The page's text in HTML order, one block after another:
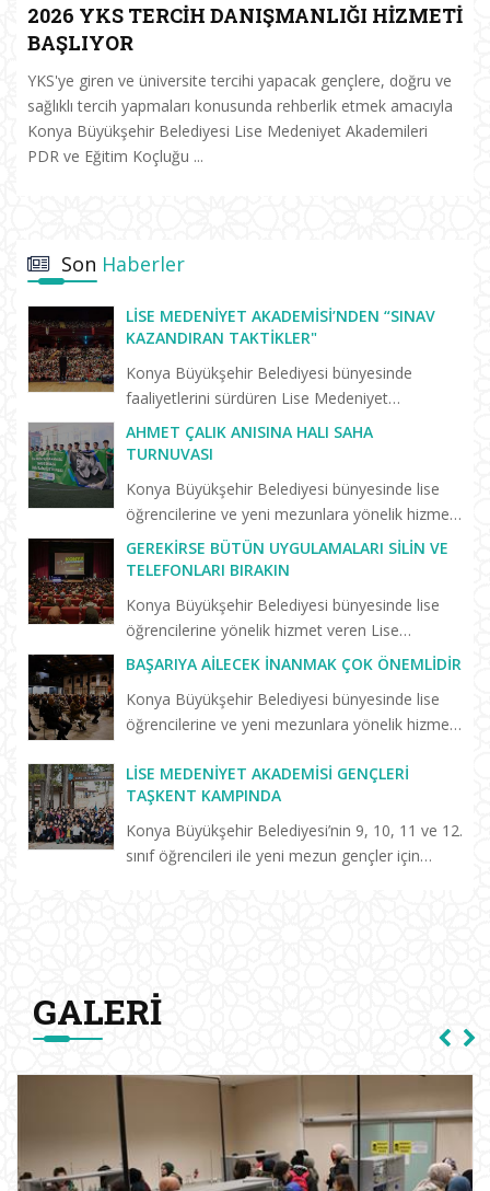
2026 YKS TERCİH DANIŞMANLIĞI HİZMETİ
BAŞLIYOR
YKS'ye giren ve üniversite tercihi yapacak gençlere, doğru ve
sağlıklı tercih yapmaları konusunda rehberlik etmek amacıyla
Konya Büyükşehir Belediyesi Lise Medeniyet Akademileri
PDR ve Eğitim Koçluğu ...
Son Haberler
LISE MEDENIYET AKADEMISI’NDEN “SINAV
KAZANDIRAN TAKTIKLER"
Konya Büyükşehir Belediyesi bünyesinde
faaliyetlerini sürdüren Lise Medeniyet
Akademisi’nde “Birlikte Başaracağız”
programları yeni eğitim öğretim dönemiyle
AHMET ÇALIK ANISINA HALI SAHA
TURNUVASI
Konya Büyükşehir Belediyesi bünyesinde lise
öğrencilerine ve yeni mezunlara yönelik hizmet
veren Lise Medeniyet Akademisi’nde trafik
kazasında hayatını kaybeden Konyasporlu
GEREKIRSE BÜTÜN UYGULAMALARI SILIN VE
TELEFONLARI BIRAKIN
Konya Büyükşehir Belediyesi bünyesinde lise
öğrencilerine yönelik hizmet veren Lise
Medeniyet Akademisi’nin “Birlikte Başaracağız”
programları sürüyor. Selçuklu Kongre
Merkezi’nde düzenlenen “Başarm...
BAŞARIYA AILECEK İNANMAK ÇOK ÖNEMLIDIR
Konya Büyükşehir Belediyesi bünyesinde lise
öğrencilerine ve yeni mezunlara yönelik hizmet
tarafından düzenlenen konferansa katılan Prof.
Dr. Erdal Hamarta, a...
LISE MEDENIYET AKADEMISI GENÇLERI
TAŞKENT KAMPINDA
Konya Büyükşehir Belediyesi’nin 9, 10, 11 ve 12.
sınıf öğrencileri ile yeni mezun gençler için
GALERI